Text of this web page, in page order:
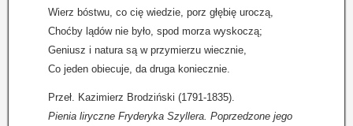
Wierz bóstwu, co cię wiedzie, porz głębię uroczą,
Choćby lądów nie było, spod morza wyskoczą;
Geniusz i natura są w przymierzu wiecznie,
Co jeden obiecuje, da druga koniecznie.
Przeł. Kazimierz Brodziński (1791-1835).
Pienia liryczne Fryderyka Szyllera. Poprzedzone jego